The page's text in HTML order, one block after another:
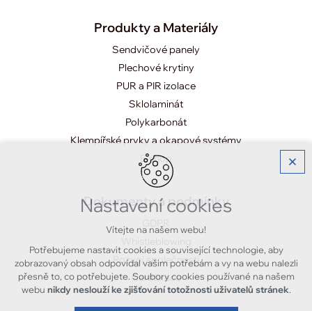
Produkty a Materiály
Sendvičové panely
Plechové krytiny
PUR a PIR izolace
Sklolaminát
Polykarbonát
Klempířské prvky a okapové systémy
E-shop
Dokumenty a podmínky
GDPR
Rozvoj společnosti
Certifikace
Nastavení cookies
Vítejte na našem webu!
Potřebujeme nastavit cookies a související technologie, aby
zobrazovaný obsah odpovídal vašim potřebám a vy na webu nalezli
přesně to, co potřebujete. Soubory cookies používané na našem
webu nikdy neslouží ke zjišťování totožnosti uživatelů stránek.